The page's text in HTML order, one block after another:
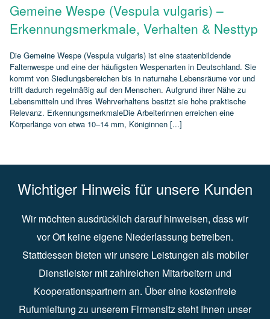
Gemeine Wespe (Vespula vulgaris) –
Erkennungsmerkmale, Verhalten & Nesttyp
Die Gemeine Wespe (Vespula vulgaris) ist eine staatenbildende
Faltenwespe und eine der häufigsten Wespenarten in Deutschland. Sie
kommt von Siedlungsbereichen bis in naturnahe Lebensräume vor und
trifft dadurch regelmäßig auf den Menschen. Aufgrund ihrer Nähe zu
Lebensmitteln und ihres Wehrverhaltens besitzt sie hohe praktische
Relevanz. ErkennungsmerkmaleDie Arbeiterinnen erreichen eine
Körperlänge von etwa 10–14 mm, Königinnen [...]
Wichtiger Hinweis für unsere Kunden
Wir möchten ausdrücklich darauf hinweisen, dass wir
vor Ort keine eigene Niederlassung betreiben.
Stattdessen bieten wir unsere Leistungen als mobiler
Dienstleister mit zahlreichen Mitarbeitern und
Kooperationspartnern an. Über eine kostenfreie
Rufumleitung zu unserem Firmensitz steht Ihnen unser